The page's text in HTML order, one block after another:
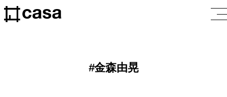
金森由晃